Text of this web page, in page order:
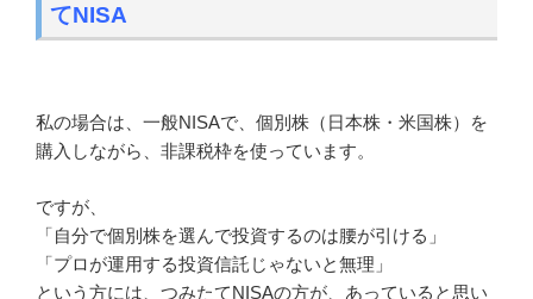
てNISA
私の場合は、一般NISAで、個別株（日本株・米国株）を
購入しながら、非課税枠を使っています。
ですが、
「自分で個別株を選んで投資するのは腰が引ける」
「プロが運用する投資信託じゃないと無理」
という方には、つみたてNISAの方が、あっていると思い